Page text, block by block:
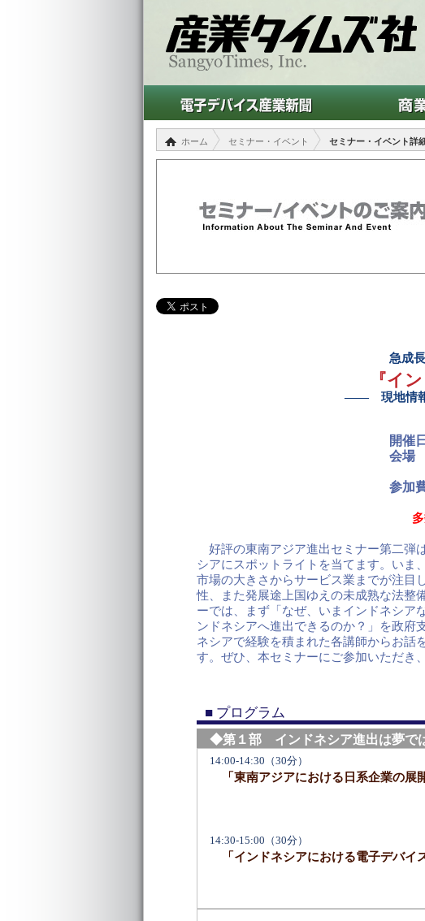
ホーム セミナー・イベント セミナー・イベント詳
急成
『イ
―― 現地情報
開催日
会場
参加
好評の東南アジア進出セミナー第二弾
シアにスポットライトを当てます。いま
市場の大きさからサービス業までが注目
性、また発展途上国ゆえの未成熟な法整
ーでは、まず「なぜ、いまインドネシア
ンドネシアへ進出できるのか？」を政府
ネシアで経験を積まれた各講師からお話
す。ぜひ、本セミナーにご参加いただき
■ プログラム
◆第１部 インドネシア進出は夢で
14:00-14:30（30分）
「東南アジアにおける日系企業の展
14:30-15:00（30分）
「インドネシアにおける電子デバイ